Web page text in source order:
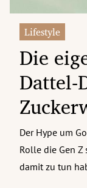
Untermenü
Untermenü
Untermenü
Untermenü
Untermenü
Lifestyle
Die
Dattel-
Der Hype um
Rolle die Gen
damit zu tun